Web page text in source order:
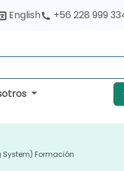
English +56 228 999
System) Formación